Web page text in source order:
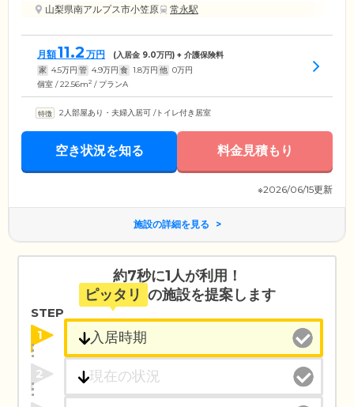
山梨県南アルプス市小笠原
常永駅
月額11.2 万円 (入居金 9.0万円) + 介護保険料
家 4.5万円 管 4.9万円 食 1.8万円 他 0万円
個室 / 22.56m2 / プランA
2人部屋あり・夫婦入居可 /トイレ付き居室
空き状況を知る 料金見積もり
※2026/06/15更新
施設の詳細を見る
約7秒に1人が利用！
ピッタリ の施設を提案します
STEP
1
2